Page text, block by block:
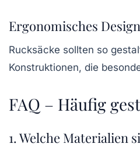
Ergonomisches
Rucksäcke sollten so
Konstruktionen, die
FAQ – Häufig
1. Welche Materialien